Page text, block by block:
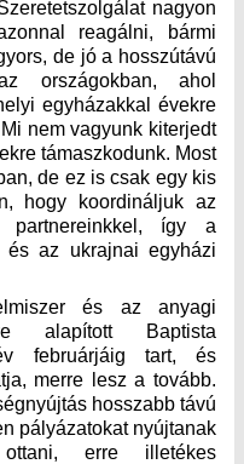
nagyon
reagálni, bármi
de jó a hosszútávú
országokban, ahol
egyházakkal évekre
nem vagyunk kiterjedt
támaszkodunk. Most
de ez is csak egy kis
hogy koordináljuk az
partnereinkkel, így a
és az ukrajnai egyházi
és az anyagi
alapított Baptista
februárjáig tart, és
merre lesz a tovább.
hosszabb távú
pályázatokat nyújtanak
erre illetékes